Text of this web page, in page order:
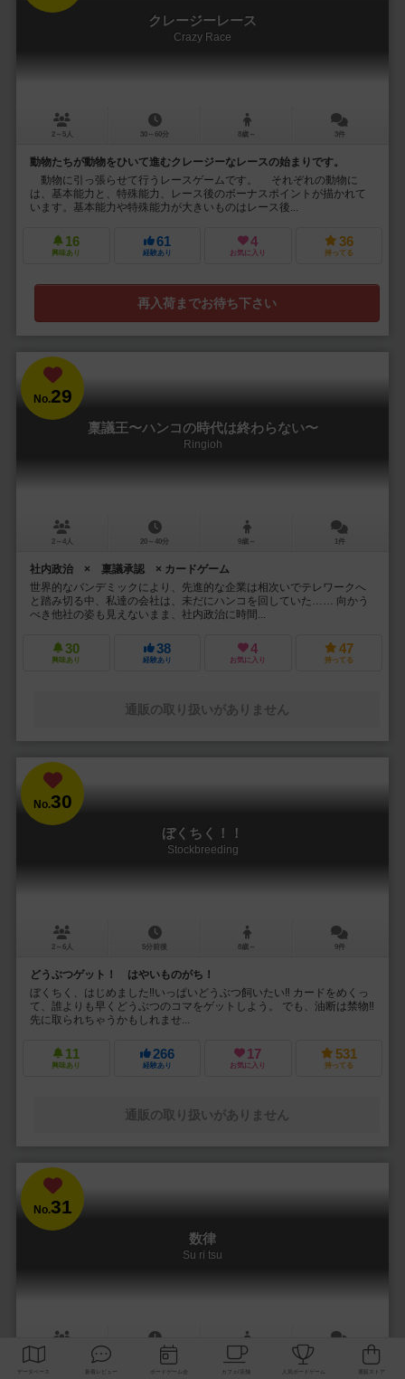
クレージーレース
Crazy Race
2～5人 30～60分 8歳～ 3件
動物たちが動物をひいて進むクレージーなレースの始まりです。
動物に引っ張らせて行うレースゲームです。 それぞれの動物に
は、基本能力と、特殊能力、レース後のボーナスポイントが描かれて
います。基本能力や特殊能力が大きいものはレース後...
16
興味あり
61
経験あり
4
お気に入り
36
持ってる
再入荷までお待ち下さい
No.29
稟議王〜ハンコの時代は終わらない〜
Ringioh
2～4人 20～40分 9歳～ 1件
社内政治 × 稟議承認 × カードゲーム
世界的なパンデミックにより、先進的な企業は相次いでテレワークへ
と踏み切る中、私達の会社は、未だにハンコを回していた…… 向かう
べき他社の姿も見えないまま、社内政治に時間...
30
興味あり
38
経験あり
4
お気に入り
47
持ってる
通販の取り扱いがありません
No.30
ぼくちく！！
Stockbreeding
2～6人 5分前後 8歳～ 9件
どうぶつゲット！ はやいものがち！
ぼくちく、はじめました‼︎いっぱいどうぶつ飼いたい‼︎ カードをめくっ
て、誰よりも早くどうぶつのコマをゲットしよう。 でも、油断は禁物‼︎
先に取られちゃうかもしれませ...
11
興味あり
266
経験あり
17
お気に入り
531
持ってる
通販の取り扱いがありません
No.31
数律
Su ri tsu
15～20分 6歳～